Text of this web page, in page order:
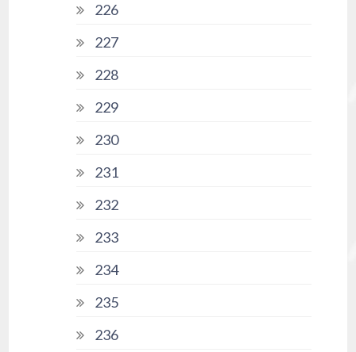
226
227
228
229
230
231
232
233
234
235
236